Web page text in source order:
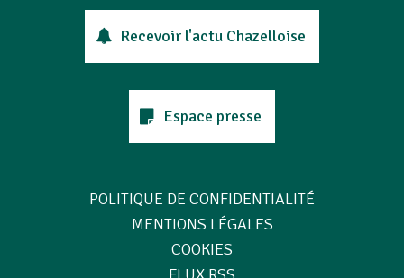
Recevoir l'actu Chazelloise
Espace presse
POLITIQUE DE CONFIDENTIALITÉ
MENTIONS LÉGALES
COOKIES